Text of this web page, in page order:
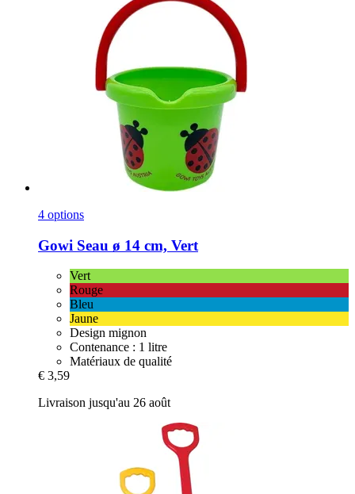
4 options
Gowi Seau ø 14 cm, Vert
Vert
Rouge
Bleu
Jaune
Design mignon
Contenance : 1 litre
Matériaux de qualité
€ 3,59
Livraison jusqu'au 26 août